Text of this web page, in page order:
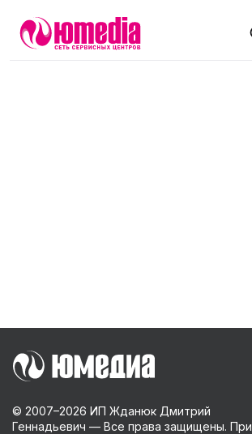
© 2007–2026 ИП Жданюк Дмитрий
Геннадьевич — Все права защищены. При